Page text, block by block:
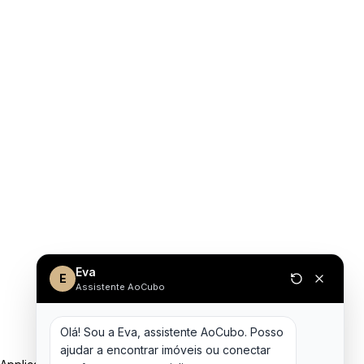
E Eva
Assistente AoCubo
Olá! Sou a Eva, assistente AoCubo. Posso
ajudar a encontrar imóveis ou conectar